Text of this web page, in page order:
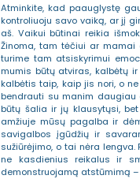
Atminkite, kad paauglystę
kontroliuoju savo vaiką, ar jį
aš. Vaikui būtinai reikia
Žinoma, tam tėčiui ar
turime tam atsiskyrimui
mumis būtų atviras, kalbėtų
kalbėtis taip, kaip jis nori, o
bendrauti su manim daugiau
būtų šalia ir jų klausytųsi,
amžiuje mūsų pagalba ir
savigalbos įgūdžių ir
sužiūrėjimo, o tai nėra
ne kasdienius reikalus ir
demonstruojamą atstūmimą